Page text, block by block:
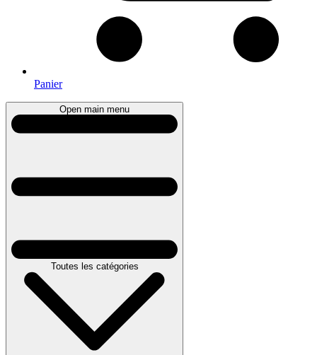
Panier
Open main menu
Toutes les catégories